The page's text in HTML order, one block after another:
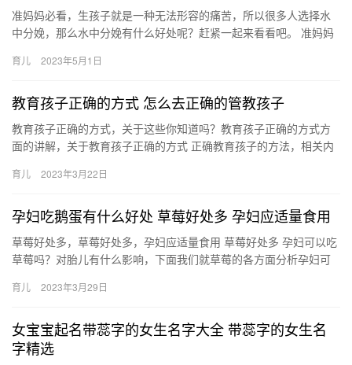
准妈妈必看，生孩子就是一种无法形容的痛苦，所以很多人选择水
中分娩，那么水中分娩有什么好处呢？赶紧一起来看看吧。 准妈妈
好…
育儿 2023年5月1日
教育孩子正确的方式 怎么去正确的管教孩子
教育孩子正确的方式，关于这些你知道吗？教育孩子正确的方式方
面的讲解，关于教育孩子正确的方式 正确教育孩子的方法，相关内
育…
育儿 2023年3月22日
孕妇吃鹅蛋有什么好处 草莓好处多 孕妇应适量食用
草莓好处多，草莓好处多，孕妇应适量食用 草莓好处多 孕妇可以吃
草莓吗？对胎儿有什么影响，下面我们就草莓的各方面分析孕妇可
育儿 2023年3月29日
女宝宝起名带蕊字的女生名字大全 带蕊字的女生名
字精选